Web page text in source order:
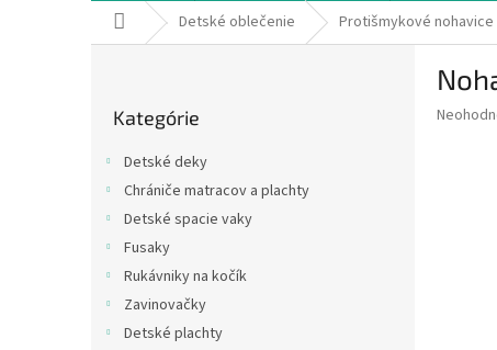
DomovDetské oblečenie Protišmykové nohavice
kategórie
Kategórie
Detské deky
Chrániče matracov a plachty
Detské spacie vaky
Fusaky
Rukávniky na kočík
Zavinovačky
Detské plachty